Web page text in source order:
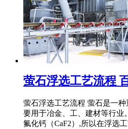
萤石浮选工艺流程
萤石浮选工艺流程 萤石是一
要用于冶金、工、建材等行业
氟化钙（CaF2）,所以在浮选